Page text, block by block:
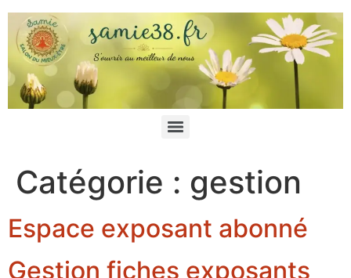
Catégorie : gestion
Espace exposant abonné
Gestion fiches exposants